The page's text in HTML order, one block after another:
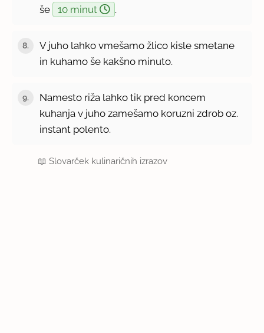
še
10 minut .
8.
V juho lahko vmešamo žlico kisle smetane
in kuhamo še kakšno minuto.
9.
Namesto riža lahko tik pred koncem
kuhanja v juho zamešamo koruzni zdrob oz.
instant polento.
📖Slovarček kulinaričnih izrazov